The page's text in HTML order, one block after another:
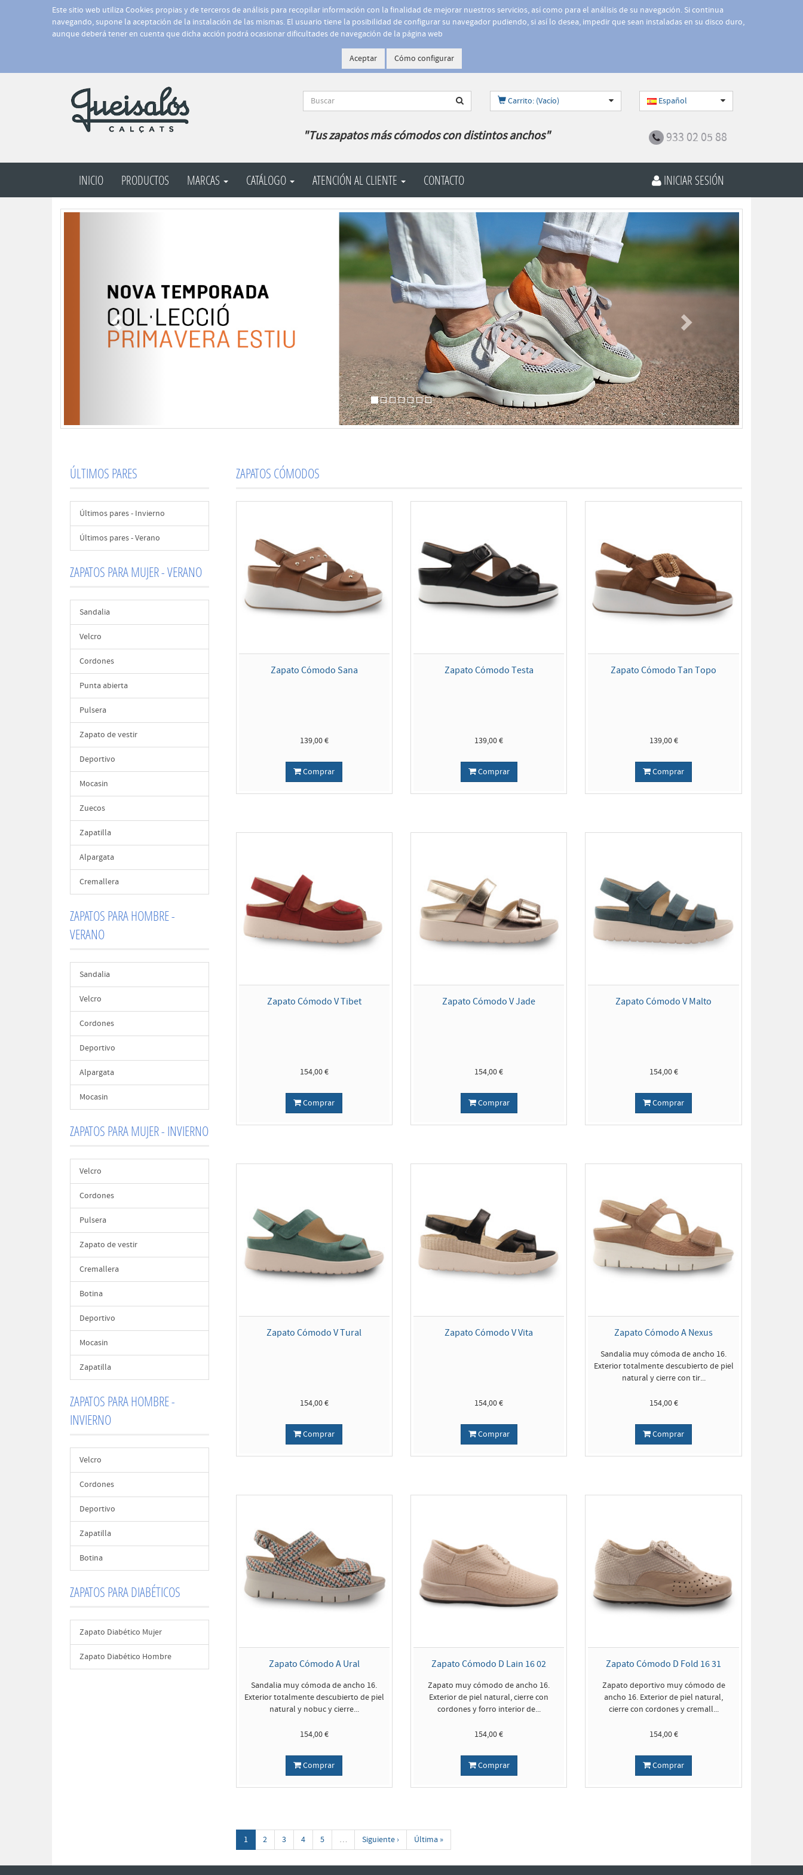
Este sitio web utiliza Cookies propias y de terceros de análisis para recopilar información con la finalidad de mejorar nuestros servicios, así como para el análisis de su navegación. Si continua
navegando, supone la aceptación de la instalación de las mismas. El usuario tiene la posibilidad de configurar su navegador pudiendo, si así lo desea, impedir que sean instaladas en su disco duro,
aunque deberá tener en cuenta que dicha acción podrá ocasionar dificultades de navegación de la página web
Aceptar Cómo configurar
Carrito: (Vacío) Español
"Tus zapatos más cómodos con distintos anchos" 933 02 05 88
INICIO PRODUCTOS MARCAS CATÁLOGO ATENCIÓN AL CLIENTE CONTACTO INICIAR SESIÓN
Siguiente
ÚLTIMOS PARES
Últimos pares - Invierno
Últimos pares - Verano
ZAPATOS PARA MUJER - VERANO
Sandalia
Velcro
Cordones
Punta abierta
Pulsera
Zapato de vestir
Deportivo
Mocasin
Zuecos
Zapatilla
Alpargata
Cremallera
ZAPATOS PARA HOMBRE -
VERANO
Sandalia
Velcro
Cordones
Deportivo
Alpargata
Mocasin
ZAPATOS PARA MUJER - INVIERNO
Velcro
Cordones
Pulsera
Zapato de vestir
Cremallera
Botina
Deportivo
Mocasin
Zapatilla
ZAPATOS PARA HOMBRE -
INVIERNO
Velcro
Cordones
Deportivo
Zapatilla
Botina
ZAPATOS PARA DIABÉTICOS
Zapato Diabético Mujer
Zapato Diabético Hombre
ZAPATOS CÓMODOS
Zapato Cómodo Sana
139,00 €
Comprar
Zapato Cómodo Testa
139,00 €
Comprar
Zapato Cómodo Tan Topo
139,00 €
Comprar
Zapato Cómodo V Tibet
154,00 €
Comprar
Zapato Cómodo V Jade
154,00 €
Comprar
Zapato Cómodo V Malto
154,00 €
Comprar
Zapato Cómodo V Tural
154,00 €
Comprar
Zapato Cómodo V Vita
154,00 €
Comprar
Zapato Cómodo A Nexus
Sandalia muy cómoda de ancho 16.
Exterior totalmente descubierto de piel
natural y cierre con tir...
154,00 €
Comprar
Zapato Cómodo A Ural
Sandalia muy cómoda de ancho 16.
Exterior totalmente descubierto de piel
natural y nobuc y cierre...
154,00 €
Comprar
Zapato Cómodo D Lain 16 02
Zapato muy cómodo de ancho 16.
Exterior de piel natural, cierre con
cordones y forro interior de...
154,00 €
Comprar
Zapato Cómodo D Fold 16 31
Zapato deportivo muy cómodo de
ancho 16. Exterior de piel natural,
cierre con cordones y cremall...
154,00 €
Comprar
1 2 3 4 5 … Siguiente › Última »